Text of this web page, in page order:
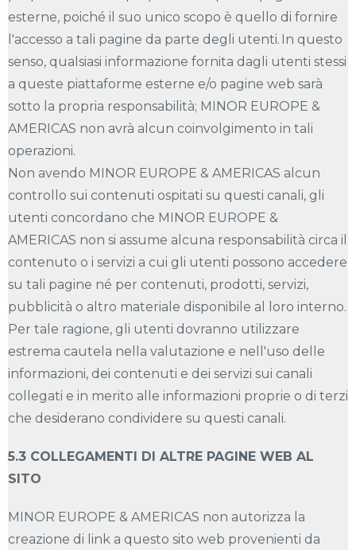
esterne, poiché il suo unico scopo è quello di fornire
l'accesso a tali pagine da parte degli utenti. In questo
senso, qualsiasi informazione fornita dagli utenti stessi
a queste piattaforme esterne e/o pagine web sarà
sotto la propria responsabilità; MINOR EUROPE &
AMERICAS non avrà alcun coinvolgimento in tali
operazioni.
Non avendo MINOR EUROPE & AMERICAS alcun
controllo sui contenuti ospitati su questi canali, gli
utenti concordano che MINOR EUROPE &
AMERICAS non si assume alcuna responsabilità circa il
contenuto o i servizi a cui gli utenti possono accedere
su tali pagine né per contenuti, prodotti, servizi,
pubblicità o altro materiale disponibile al loro interno.
Per tale ragione, gli utenti dovranno utilizzare
estrema cautela nella valutazione e nell'uso delle
informazioni, dei contenuti e dei servizi sui canali
collegati e in merito alle informazioni proprie o di terzi
che desiderano condividere su questi canali.
5.3 COLLEGAMENTI DI ALTRE PAGINE WEB AL
SITO
MINOR EUROPE & AMERICAS non autorizza la
creazione di link a questo sito web provenienti da